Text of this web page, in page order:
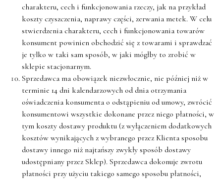
charakteru, cech i funkcjonowania rzeczy, jak na przykład
koszty czyszczenia, naprawy części, zerwania metek. W celu
stwierdzenia charakteru, cech i funkcjonowania towarów
konsument powinien obchodzić się z towarami i sprawdzać
je tylko w taki sam sposób, w jaki mógłby to zrobić w
sklepie stacjonarnym.
Sprzedawca ma obowiązek niezwłocznie, nie później niż w
terminie 14 dni kalendarzowych od dnia otrzymania
oświadczenia konsumenta o odstąpieniu od umowy, zwrócić
konsumentowi wszystkie dokonane przez niego płatności, w
tym koszty dostawy produktu (z wyłączeniem dodatkowych
kosztów wynikających z wybranego przez Klienta sposobu
dostawy innego niż najtańszy zwykły sposób dostawy
udostępniany przez Sklep). Sprzedawca dokonuje zwrotu
płatności przy użyciu takiego samego sposobu płatności,